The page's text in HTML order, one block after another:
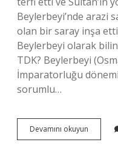
Beylerbeyi’nde arazi
olan bir saray inşa
Beylerbeyi olarak
TDK? Beylerbeyi
İmparatorluğu
sorumlu…
Devamını okuyun